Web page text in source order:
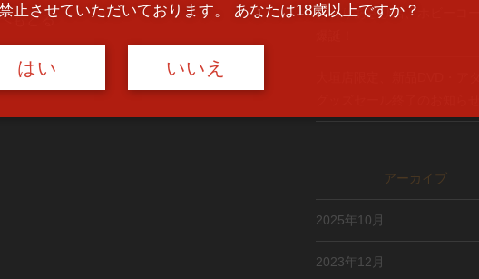
もどる
おわりあさひ店、ホビーコー
アーカイブ
2025年10月
2023年12月
止させていただいております。 あなたは18歳以上ですか？
はい いいえ